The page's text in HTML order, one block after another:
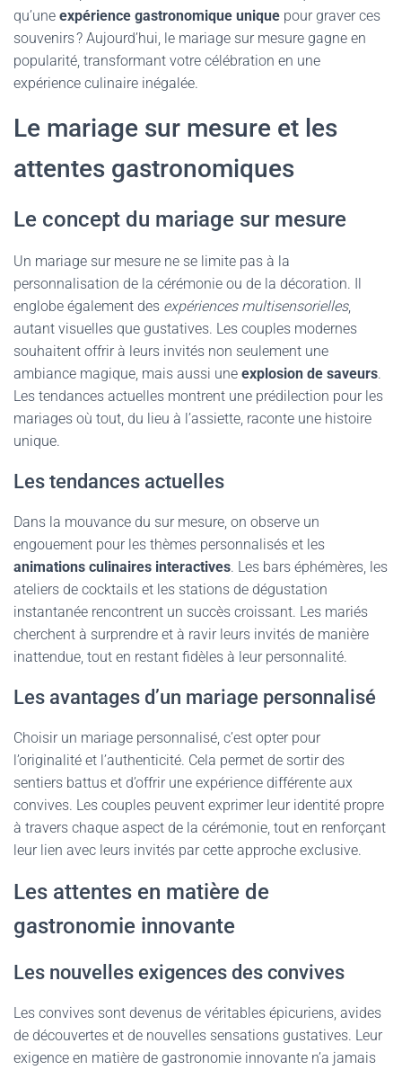
qu’une expérience gastronomique unique pour graver ces
souvenirs ? Aujourd’hui, le mariage sur mesure gagne en
popularité, transformant votre célébration en une
expérience culinaire inégalée.
Le mariage sur mesure et les
attentes gastronomiques
Le concept du mariage sur mesure
Un mariage sur mesure ne se limite pas à la
personnalisation de la cérémonie ou de la décoration. Il
englobe également des expériences multisensorielles,
autant visuelles que gustatives. Les couples modernes
souhaitent offrir à leurs invités non seulement une
ambiance magique, mais aussi une explosion de saveurs.
Les tendances actuelles montrent une prédilection pour les
mariages où tout, du lieu à l’assiette, raconte une histoire
unique.
Les tendances actuelles
Dans la mouvance du sur mesure, on observe un
engouement pour les thèmes personnalisés et les
animations culinaires interactives. Les bars éphémères, les
ateliers de cocktails et les stations de dégustation
instantanée rencontrent un succès croissant. Les mariés
cherchent à surprendre et à ravir leurs invités de manière
inattendue, tout en restant fidèles à leur personnalité.
Les avantages d’un mariage personnalisé
Choisir un mariage personnalisé, c’est opter pour
l’originalité et l’authenticité. Cela permet de sortir des
sentiers battus et d’offrir une expérience différente aux
convives. Les couples peuvent exprimer leur identité propre
à travers chaque aspect de la cérémonie, tout en renforçant
leur lien avec leurs invités par cette approche exclusive.
Les attentes en matière de
gastronomie innovante
Les nouvelles exigences des convives
Les convives sont devenus de véritables épicuriens, avides
de découvertes et de nouvelles sensations gustatives. Leur
exigence en matière de gastronomie innovante n’a jamais